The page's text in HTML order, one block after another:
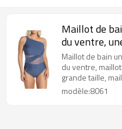
Maillot de
du ventre,
grande taille,
bain
Maillot de bain
du ventre,
grande taille,
costumes de
modèle:8061